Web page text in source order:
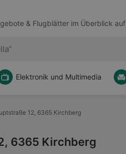
& Flugblätter im Überblick auf
Elektronik und Multimedia
12, 6365 Kirchberg
6365 Kirchberg